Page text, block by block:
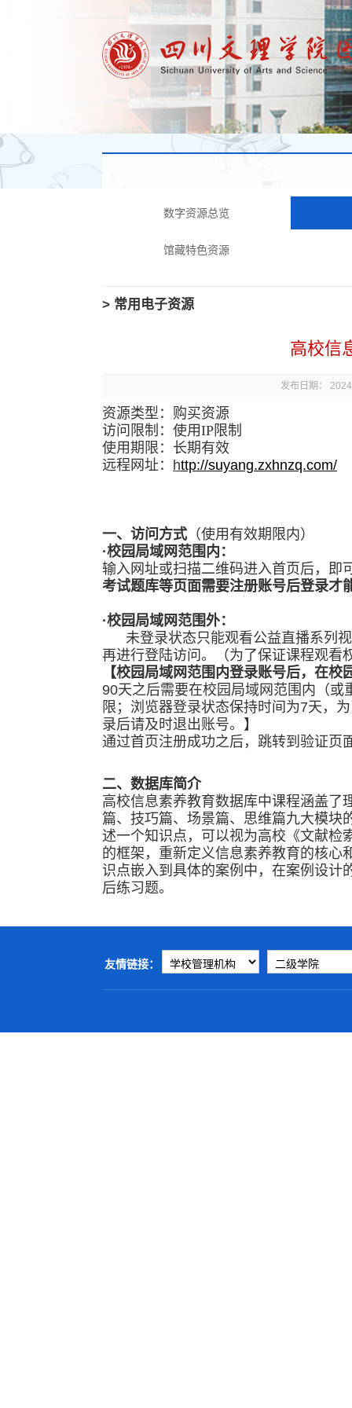
数字资源总览
馆藏特色资源
> 常用电子资源
高校信
发布日期：
资源类型：购买资源
访问限制：使用IP限制
使用期限：长期有效
远程网址： http://suyang.zxhnzq.com/
一、访问 方式 （使用有效期限内）
·校园局域网范围内：
输入网址或扫描二维码进入首页后，即
考试题库等页面需要注册账号后登录才
·校园局域网范围外：
未登录状态只能观看公益直播系列视
再进行登陆访问。（为了保证课程观看
【校园局域网范围内登录账号后，在
90天之后需要在校园局域网范围内（
限；浏览器登录状态保持时间为7天，
录后请及时退出账号。】
通过首页注册成功之后，跳转到验证页
二、数据库简介
高校信息素养教育数据库中课程涵盖了
篇、技巧篇、场景篇、思维篇九大模块
述一个知识点，可以视为高校《文献检
的框架，重新定义信息素养教育的核心
识点嵌入到具体的案例中，在案例设计
后练习题。
友情链接：